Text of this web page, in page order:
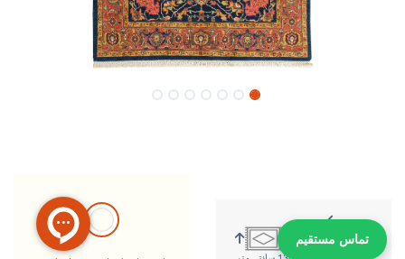
تماس مستقیم